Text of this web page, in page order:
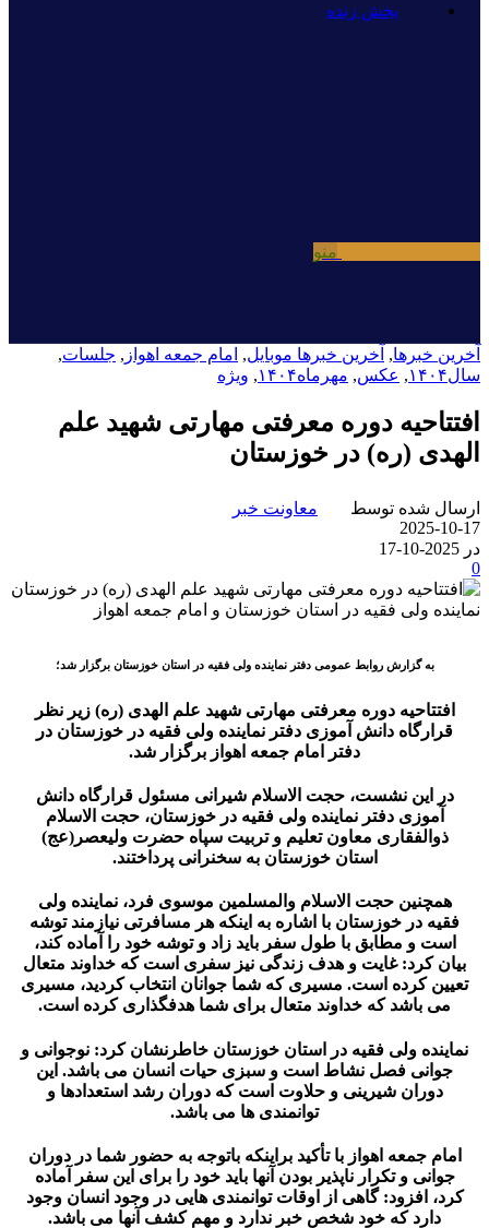
پخش زنده
منو
آخرین خبرها, آخرین خبرها موبایل, امام جمعه اهواز , جلسات,
سال۱۴۰۴
, عکس, مهرماه۱۴۰۴ , ویژه
افتتاحیه دوره معرفتی مهارتی شهید علم
الهدی (ره) در خوزستان
ارسال شده توسط
معاونت خبر
2025-10-17
در 2025-10-17
0
به گزارش روابط عمومی دفتر نماینده ولی فقیه در استان خوزستان برگزار شد؛
افتتاحیه دوره معرفتی مهارتی شهید علم الهدی (ره) زیر نظر
قرارگاه دانش آموزی دفتر نماینده ولی فقیه در خوزستان در
دفتر امام جمعه اهواز برگزار شد.
در این نشست، حجت الاسلام شیرانی مسئول قرارگاه دانش
آموزی دفتر نماینده ولی فقیه در خوزستان، حجت الاسلام
ذوالفقاری معاون تعلیم و تربیت سپاه حضرت ولیعصر(عج)
استان خوزستان به سخنرانی پرداختند.
همچنین حجت الاسلام والمسلمین موسوی فرد، نماینده ولی
فقیه در خوزستان با اشاره به اینکه هر مسافرتی نیازمند توشه
است و مطابق با طول سفر باید زاد و توشه خود را آماده کند،
بیان کرد: غایت و هدف زندگی نیز سفری است که خداوند متعال
تعیین کرده است. مسیری که شما جوانان انتخاب کردید، مسیری
می باشد که خداوند متعال برای شما هدفگذاری کرده است.
نماینده ولی فقیه در استان خوزستان خاطرنشان کرد: نوجوانی و
جوانی فصل نشاط است و سبزی حیات انسان می باشد. این
دوران شیرینی و حلاوت است که دوران رشد استعدادها و
توانمندی ها می باشد.
امام جمعه اهواز با تأکید براینکه باتوجه به حضور شما در دوران
جوانی و تکرار ناپذیر بودن آنها باید خود را برای این سفر آماده
کرد، افزود: گاهی از اوقات توانمندی هایی در وجود انسان وجود
دارد که خود شخص خبر ندارد و مهم کشف آنها می باشد.